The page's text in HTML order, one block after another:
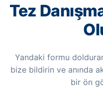
Tez
Yandaki formu
bize bildirin ve anında
bir ön